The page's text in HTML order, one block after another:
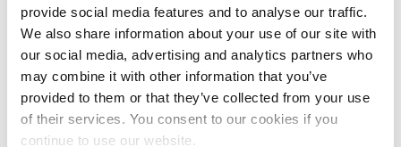
provide social media features and to analyse our traffic.
We also share information about your use of our site with
our social media, advertising and analytics partners who
may combine it with other information that you’ve
provided to them or that they’ve collected from your use
of their services. You consent to our cookies if you
continue to use our website.
La base de datos de identificación del gobierno indio sufrió
un ataque en 2018 por parte de actores maliciosos que
explotaron vulnerabilidades en el mecanismo de cifrado y
aprovecharon protocolos de seguridad obsoletos para
acceder a datos confidenciales. El alcance del ataque fue
gigantesco, ya que se robaron nombres completos,
direcciones, datos biométricos y números Aadhaar de